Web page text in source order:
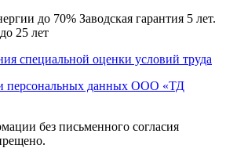
до 70% Заводская гарантия 5 лет.
25 лет
специальной оценки условий труда
персональных данных ООО «ТД
без письменного согласия